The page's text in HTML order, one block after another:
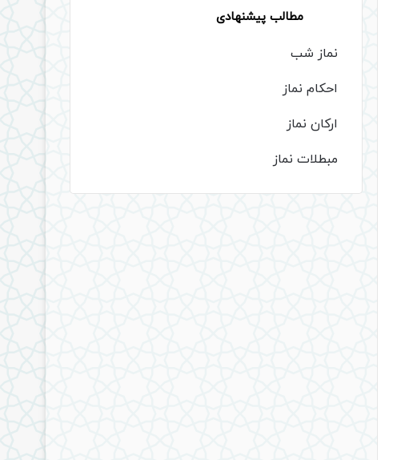
مطالب پیشنهادی
نماز شب
احکام نماز
ارکان نماز
مبطلات نماز